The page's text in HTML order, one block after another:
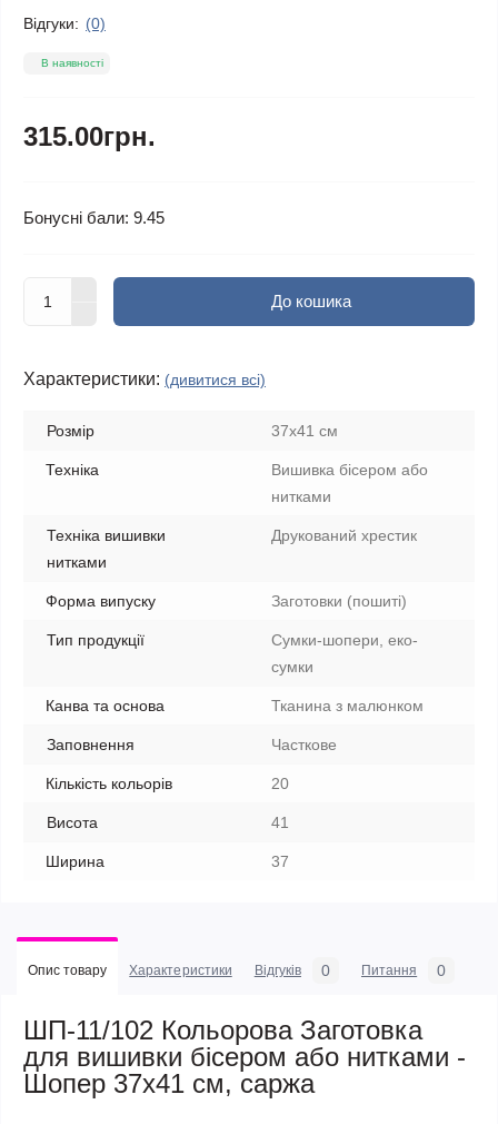
Відгуки: (0)
В наявності
315.00грн.
Бонусні бали: 9.45
До кошика
Характеристики: (дивитися всі)
Розмір 37x41 см
Техніка
Вишивка бісером або
нитками
Техніка вишивки
нитками
Друкований хрестик
Форма випуску Заготовки (пошиті)
Тип продукції
Сумки-шопери, еко-
сумки
Канва та основа Тканина з малюнком
Заповнення Часткове
Кількість кольорів 20
Висота 41
Ширина 37
Опис товару Характеристики Відгуків 0 Питання 0
ШП-11/102 Кольорова Заготовка
для вишивки бісером або нитками -
Шопер 37x41 см, саржа